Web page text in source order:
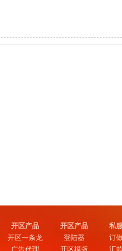
开区产品
开区一条龙
广告代理
开区产品
登陆器
开区模版
私
订
汇